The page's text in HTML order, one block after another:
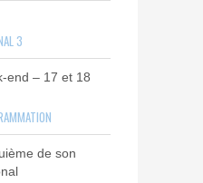
3
end – 17 et 18
de son